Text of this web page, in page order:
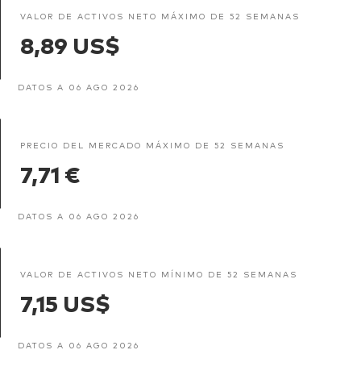
VALOR DE ACTIVOS NETO MÁXIMO DE 52 SEMANAS
8,89 US$
DATOS A 06 AGO 2026
PRECIO DEL MERCADO MÁXIMO DE 52 SEMANAS
7,71 €
DATOS A 06 AGO 2026
VALOR DE ACTIVOS NETO MÍNIMO DE 52 SEMANAS
7,15 US$
DATOS A 06 AGO 2026